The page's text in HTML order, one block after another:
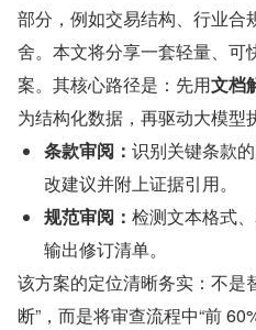
部分，例如交易结构、行业合
舍。本文将分享一套轻量、可
案。其核心路径是：先用文档
为结构化数据，再驱动大模型
条款审阅： 识别关键条款
改建议并附上证据引用。
规范审阅： 检测文本格式
输出修订清单。
该方案的定位清晰务实：不是
断”，而是将审查流程中“前